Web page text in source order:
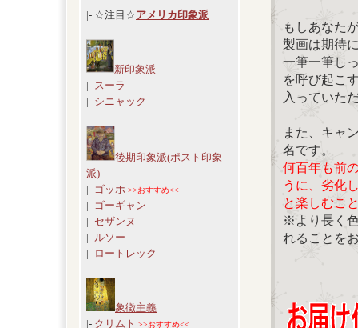
|- ☆注目☆アメリカ印象派
新印象派
|- スーラ
|- シニャック
後期印象派(ポスト印象
派)
|- ゴッホ >>おすすめ<<
|- ゴーギャン
|- セザンヌ
|- ルソー
|- ロートレック
象徴主義
|- クリムト >>おすすめ<<
もしあなた
製画は期待
一筆一筆し
を呼び起こ
入っていた
また、キャ
名です。
何百年も前
うに、劣化
と楽しむこ
※より長く
れることを